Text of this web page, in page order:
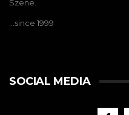
Szene.
…since 1999
SOCIAL MEDIA